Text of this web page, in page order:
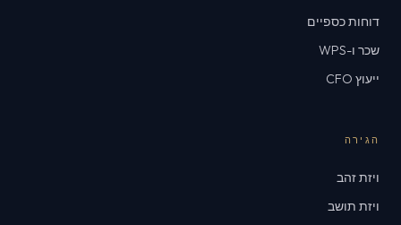
דוחות כספיים
שכר ו-WPS
ייעוץ CFO
הגירה
ויזת זהב
ויזת תושב